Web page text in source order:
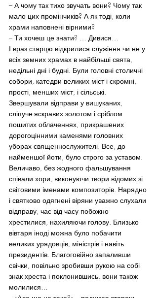
– А чому так тихо звучать вони? Чому так
мало цих промінчиків? А як тоді, коли
храми наповнені вірними?
– Ти хочеш це знати? … Дивися…
І враз старцю відкрилися служіння чи не у
всіх земних храмах в найбільші свята,
недільні дні і будні. Були головні столичні
собори, катедри великих міст і скромні,
прості, менших міст, і сільські.
Звершували відправи у вишуканих,
сліпуче-яскравих золотом і сріблом
пошитих облаченнях, прикрашених
дорогоцінними каменями головних
уборах священнослужителі. Все, до
найменшої йоти, було строго за уставом.
Величаво, без жодного фальшування
співали хори, виконуючи твори відомих зі
світовими іменами композиторів. Нарядно
і святково одягнені віряни уважно слухали
відправу, час від часу побожно
хрестилися, нахиляючи голову. Близько
вівтаря іноді можна було побачити
великих урядовців, міністрів і навіть
президентів. Благоговійно запаливши
свічки, повільно зробивши рукою на собі
знак хреста і поклонившись, вони також
молилися…